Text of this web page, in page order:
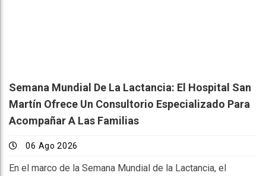
Semana Mundial De La Lactancia: El Hospital San
Martín Ofrece Un Consultorio Especializado Para
Acompañar A Las Familias
06 Ago 2026
En el marco de la Semana Mundial de la Lactancia, el